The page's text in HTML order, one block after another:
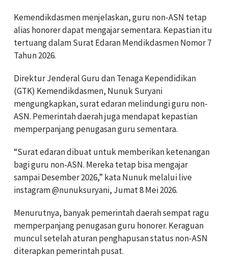
Kemendikdasmen menjelaskan, guru non-ASN tetap
alias honorer dapat mengajar sementara. Kepastian itu
tertuang dalam Surat Edaran Mendikdasmen Nomor 7
Tahun 2026.
Direktur Jenderal Guru dan Tenaga Kependidikan
(GTK) Kemendikdasmen, Nunuk Suryani
mengungkapkan, surat edaran melindungi guru non-
ASN. Pemerintah daerah juga mendapat kepastian
memperpanjang penugasan guru sementara.
“Surat edaran dibuat untuk memberikan ketenangan
bagi guru non-ASN. Mereka tetap bisa mengajar
sampai Desember 2026,” kata Nunuk melalui live
instagram @nunuksuryani, Jumat 8 Mei 2026.
Menurutnya, banyak pemerintah daerah sempat ragu
memperpanjang penugasan guru honorer. Keraguan
muncul setelah aturan penghapusan status non-ASN
diterapkan pemerintah pusat.